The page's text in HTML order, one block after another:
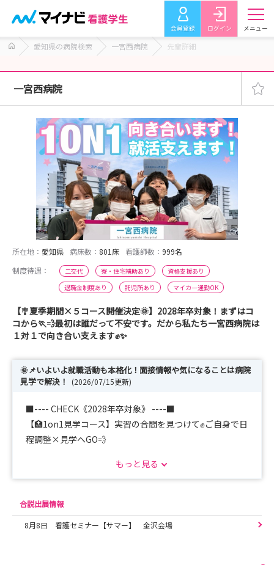
会員登録 ログイン メニュー
愛知県の病院検索 一宮西病院 先輩詳細
一宮西病院
所在地： 愛知県 病床数： 801床 看護師数： 999名
制度待遇：
二交代 寮・住宅補助あり
資格支援あり
退職金制度あり
託児所あり マイカー通勤OK
【🎐夏季期間×５コース開催決定🌞】2028年卒対象！まずはコ
コから🏃💨最初は誰だって不安です。だから私たち一宮西病院は
１対１で向き合い支えます✊✨
🌞📌いよいよ就職活動も本格化！面接情報や気になることは病院
見学で解決！
(2026/07/15更新)
■---- CHECK《2028年卒対象》 ----■
【🏥1on1見学コース】実習の合間を見つけて✊ご自身で日
程調整×見学へGO💨
看護師と看護を学ぼうっ！
でも聞いていいんです🏃💨
【📝就活支援コース】名古屋＆一宮にて受付中📍履歴書＆
面接対策をチェック🔥
もっと見る
合説出展情報
8月8日 看護セミナー【サマー】 金沢会場